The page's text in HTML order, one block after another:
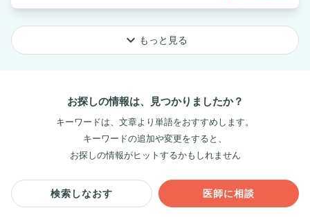
keyboard_arrow_down もっと見る
お探しの情報は、見つかりましたか？
キーワードは、文章より単語をおすすめします。
キーワードの追加や変更をすると、
お探しの情報がヒットするかもしれません
検索しなおす 医師に相談